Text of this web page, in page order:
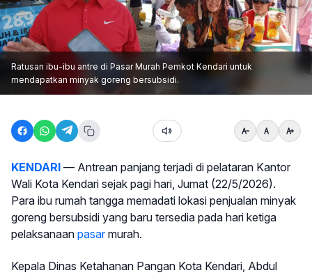
Ratusan ibu-ibu antre di Pasar Murah Pemkot Kendari untuk
mendapatkan minyak goreng bersubsidi.
KENDARI — Antrean panjang terjadi di pelataran Kantor
Wali Kota Kendari sejak pagi hari, Jumat (22/5/2026).
Para ibu rumah tangga memadati lokasi penjualan minyak
goreng bersubsidi yang baru tersedia pada hari ketiga
pelaksanaan pasarmurah.
Kepala Dinas Ketahanan Pangan Kota Kendari, Abdul